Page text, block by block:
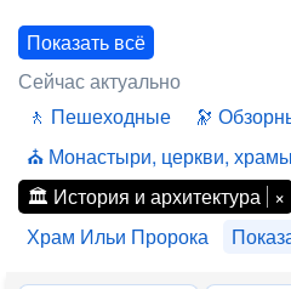
Показать всё
Сейчас актуально
Пешеходные
Монастыри, церкви, храмы
История и архитектура
Храм Ильи Пророка